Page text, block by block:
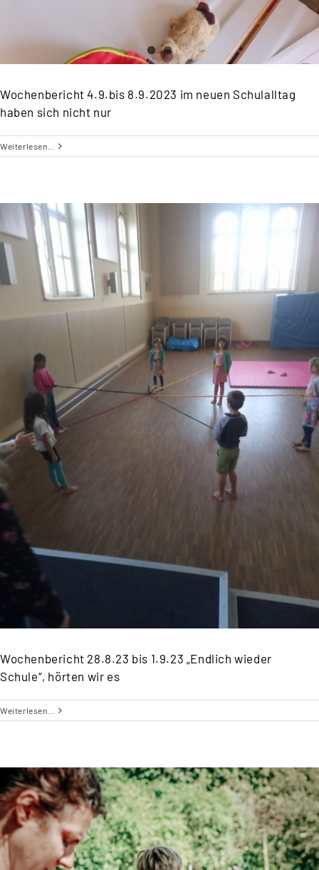
Wochenbericht 4.9.bis 8.9.2023 im neuen Schulalltag
haben sich nicht nur
Weiterlesen…
Wochenbericht 28.8.23 bis 1.9.23 „Endlich wieder
Schule“, hörten wir es
Weiterlesen…